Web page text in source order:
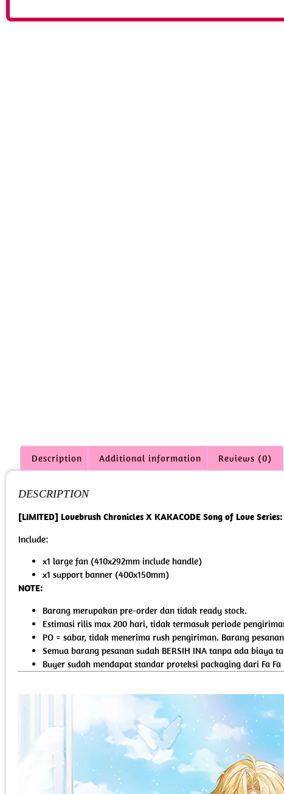
Description Additional information Reviews (0)
DESCRIPTION
[LIMITED] Lovebrush Chronicles X KAKACODE Song of Love
Include:
x1 large fan (410x292mm include handle)
x1 support banner (400x150mm)
NOTE:
Barang merupakan pre-order dan tidak ready stock.
Estimasi rilis max 200 hari, tidak termasuk periode
PO = sabar, tidak menerima rush pengiriman. Barang
Semua barang pesanan sudah BERSIH INA tanpa ada
Buyer sudah mendapat standar proteksi packaging dari Fa